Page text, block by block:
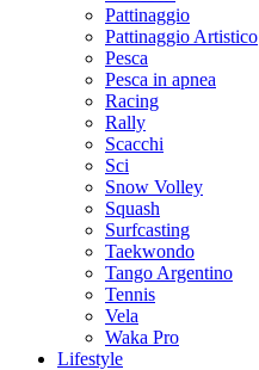
Pattinaggio
Pattinaggio Artistico
Pesca
Pesca in apnea
Racing
Rally
Scacchi
Sci
Snow Volley
Squash
Surfcasting
Taekwondo
Tango Argentino
Tennis
Vela
Waka Pro
Lifestyle